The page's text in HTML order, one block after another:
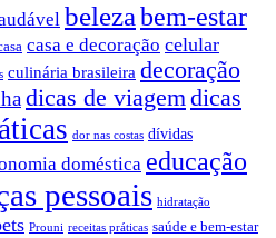
belezabem-estar
casa e decoração celular
culinária brasileira decoração
dicas de viagemdicas
dor nas costas dívidas
doméstica educação
pessoais hidratação
Prouni receitas práticas saúde e bem-estar